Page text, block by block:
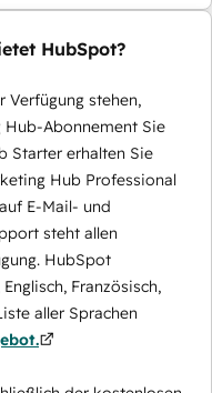
HubSpot?
Verfügung stehen,
Hub-Abonnement Sie
Starter erhalten Sie
Hub Professional
E-Mail- und
steht allen
HubSpot
Französisch,
aller Sprachen